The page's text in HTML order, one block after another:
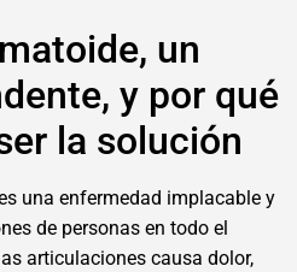
un
y por qué
la solución
una enfermedad implacable y
de personas en todo el
articulaciones causa dolor,